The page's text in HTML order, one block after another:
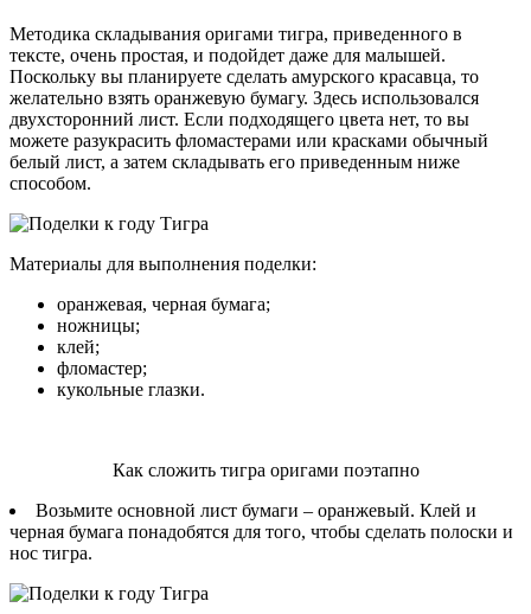
Методика складывания оригами тигра, приведенного в
тексте, очень простая, и подойдет даже для малышей.
Поскольку вы планируете сделать амурского красавца, то
желательно взять оранжевую бумагу. Здесь использовался
двухсторонний лист. Если подходящего цвета нет, то вы
можете разукрасить фломастерами или красками обычный
белый лист, а затем складывать его приведенным ниже
способом.
Материалы для выполнения поделки:
оранжевая, черная бумага;
ножницы;
клей;
фломастер;
кукольные глазки.
Как сложить тигра оригами поэтапно
Возьмите основной лист бумаги – оранжевый. Клей и
черная бумага понадобятся для того, чтобы сделать полоски и
нос тигра.